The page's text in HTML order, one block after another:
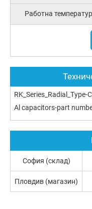
Работна
Al capacitors-part
София (склад)
Пловдив (магазин)